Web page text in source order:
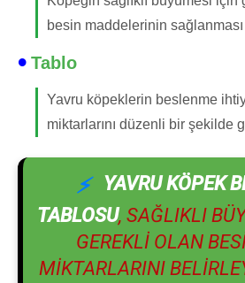
besin maddelerinin
Tablo
Yavru köpeklerin beslenme
miktarlarını düzenli bir şekilde
YAVRU KÖPEK
TABLOSU, SAĞLIKLI
GEREKLI OLAN
MIKTARLARINI